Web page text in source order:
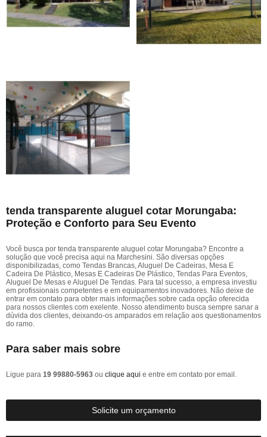
tenda transparente aluguel cotar Morungaba:
Proteção e Conforto para Seu Evento
Você busca por tenda transparente aluguel cotar Morungaba? Encontre a
solução que você precisa aqui na Marchesini. São diversas opções
disponibilizadas, como Tendas Brancas, Aluguel De Cadeiras, Mesa E
Cadeira De Plástico, Mesas E Cadeiras De Plástico, Tendas Para Eventos,
Aluguel De Mesas e Aluguel De Tendas. Para tal sucesso, a empresa investiu
em profissionais competentes e em equipamentos inovadores. Não deixe de
entrar em contato para obter mais informações sobre cada opção oferecida
para nossos clientes com exelente. Nosso atendimento busca sempre sanar a
dúvida dos clientes, deixando-os amparados em relação aos questionamentos
do ramo.
Para saber mais sobre
Ligue para 19 99880-5963 ou clique aqui e entre em contato por email.
Solicite um orçamento